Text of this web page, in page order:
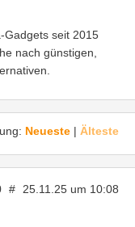
Gadgets seit 2015
nach günstigen,
Neueste | Älteste
# 25.11.25 um 10:08